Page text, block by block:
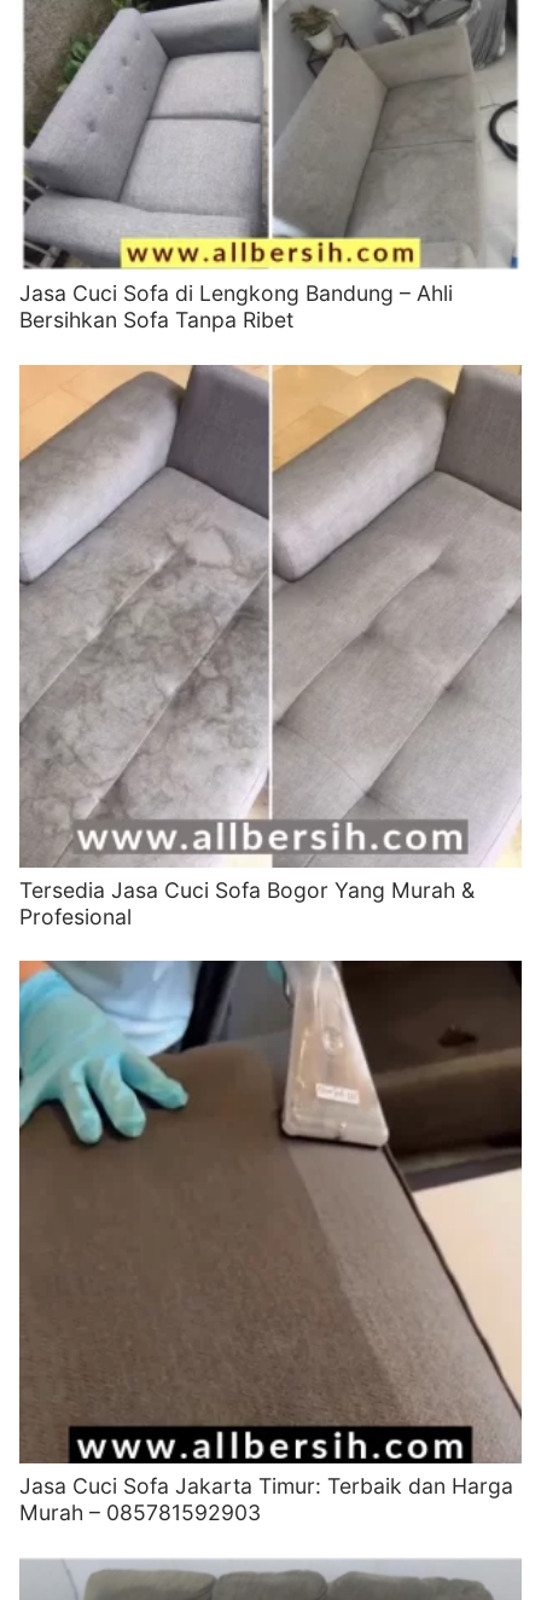
Jasa Cuci Sofa di Lengkong Bandung – Ahli
Bersihkan Sofa Tanpa Ribet
Tersedia Jasa Cuci Sofa Bogor Yang Murah &
Profesional
Jasa Cuci Sofa Jakarta Timur: Terbaik dan Harga
Murah – 085781592903